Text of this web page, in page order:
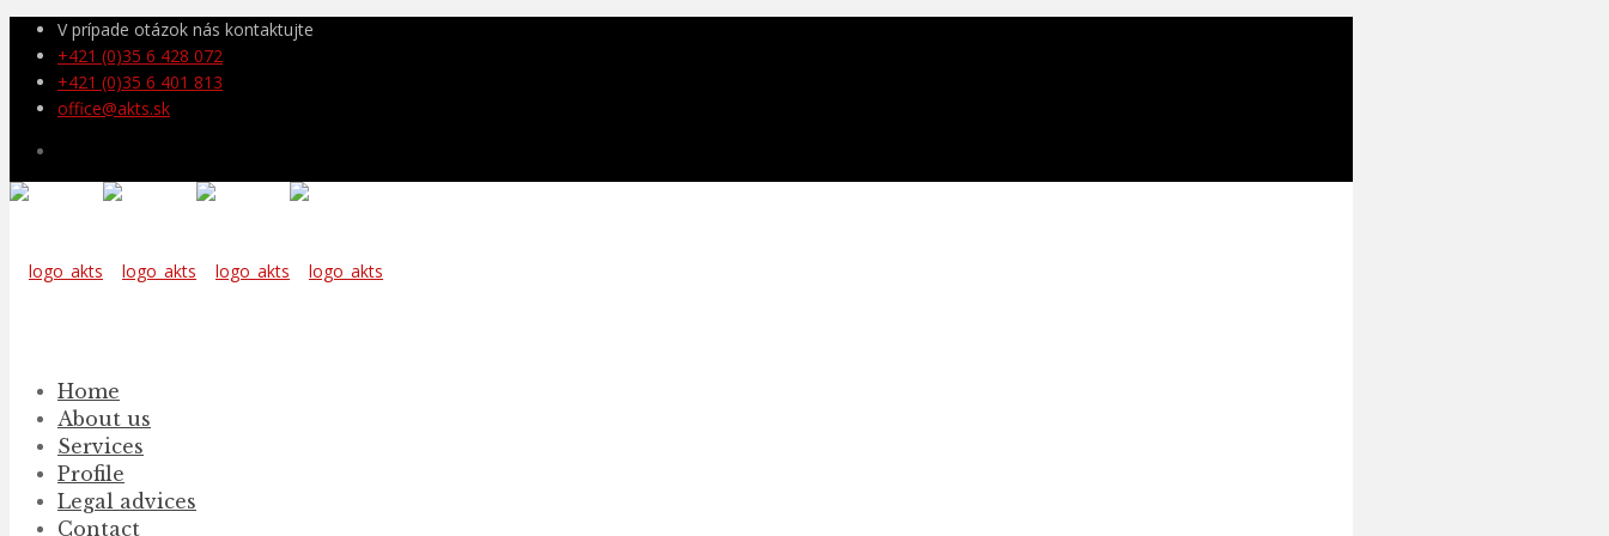
V prípade otázok nás kontaktujte
+421 (0)35 6 428 072
+421 (0)35 6 401 813
office@akts.sk
Home
About us
Services
Profile
Legal advices
Contact